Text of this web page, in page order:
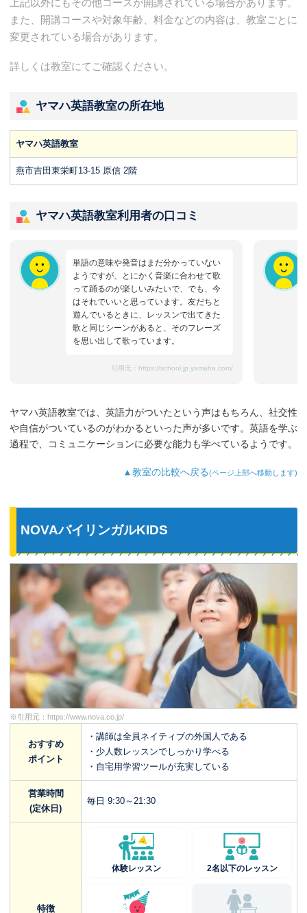
上記以外にもその他コースが開講されている場合があります。
また、開講コースや対象年齢、料金などの内容は、教室ごとに
変更されている場合があります。
詳しくは教室にてご確認ください。
ヤマハ英語教室の所在地
ヤマハ英語教室
燕市吉田東栄町13-15 原信 2階
ヤマハ英語教室利用者の口コミ
単語の意味や発音はまだ分かっていない
ようですが、とにかく音楽に合わせて歌
って踊るのが楽しいみたいで、でも、今
はそれでいいと思っています。友だちと
遊んでいるときに、レッスンで出てきた
歌と同じシーンがあると、そのフレーズ
を思い出して歌っています。
引用元： https://school.jp.yamaha.com/
ヤマハ英語教室では、英語力がついたという声はもちろん、社交性
や自信がついているのがわかるといった声が多いです。英語を学ぶ
過程で、コミュニケーションに必要な能力も学べているようです。
▲教室の比較へ戻る(ページ上部へ移動します)
NOVAバイリンガルKIDS
※引用元： https://www.nova.co.jp/
おすすめ
ポイント
・講師は全員ネイティブの外国人である
・少人数レッスンでしっかり学べる
・自宅用学習ツールが充実している
営業時間
(定休日)
毎日 9:30～21:30
特徴
体験レッスン 2名以下のレッスン